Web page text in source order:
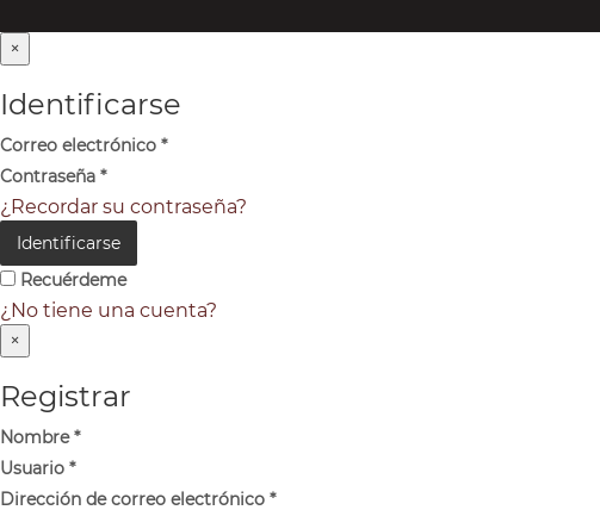
×
Identificarse
Correo electrónico *
Contraseña *
¿Recordar su contraseña?
Identificarse
Recuérdeme
¿No tiene una cuenta?
×
Registrar
Nombre*
Usuario *
Dirección de correo electrónico *